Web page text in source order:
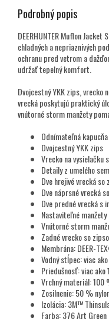
Podrobný popis
DEERHUNTER Muflon
chladných a nepriaznivých
ochranu pred vetrom a
udržať tepelný komfort.
Dvojcestný YKK zips, vrecko
vrecká poskytujú praktický
vnútorné storm manžety
Odnímateľná kapucňa
Dvojcestný YKK zips
Vrecko na vysielačku
Detaily z umelého
Dve hrejivé vrecká so
Dve náprsné vrecká
Dve predné vrecká s
Nastaviteľné manžety
Vnútorné storm
Zadné vrecko so
Membrána: DEER-
Vodný stĺpec: viac
Priedušnosť: viac
Vrchný materiál: 100
Zosilnenie: 50 %
Izolácia: 3M™
Farba: 376 Art Green